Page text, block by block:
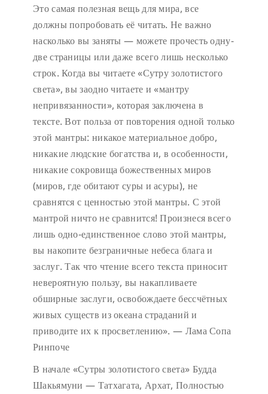
Это самая полезная вещь для мира, все
должны попробовать её читать. Не важно
насколько вы заняты — можете прочесть одну-
две страницы или даже всего лишь несколько
строк. Когда вы читаете «Сутру золотистого
света», вы заодно читаете и «мантру
непривязанности», которая заключена в
тексте. Вот польза от повторения одной только
этой мантры: никакое материальное добро,
никакие людские богатства и, в особенности,
никакие сокровища божественных миров
(миров, где обитают суры и асуры), не
сравнятся с ценностью этой мантры. С этой
мантрой ничто не сравнится! Произнеся всего
лишь одно-единственное слово этой мантры,
вы накопите безграничные небеса блага и
заслуг. Так что чтение всего текста приносит
невероятную пользу, вы накапливаете
обширные заслуги, освобождаете бессчётных
живых существ из океана страданий и
приводите их к просветлению». — Лама Сопа
Ринпоче
В начале «Сутры золотистого света» Будда
Шакьямуни — Татхагата, Архат, Полностью